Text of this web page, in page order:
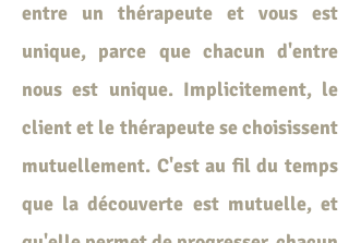
entre un thérapeute et vous est
unique, parce que chacun d'entre
nous est unique. Implicitement, le
client et le thérapeute se choisissent
mutuellement. C'est au fil du temps
que la découverte est mutuelle, et